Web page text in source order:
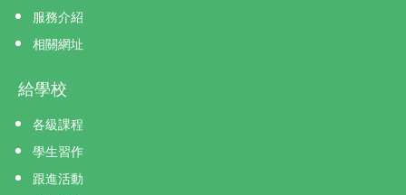
服務介紹
相關網址
給學校
各級課程
學生習作
跟進活動